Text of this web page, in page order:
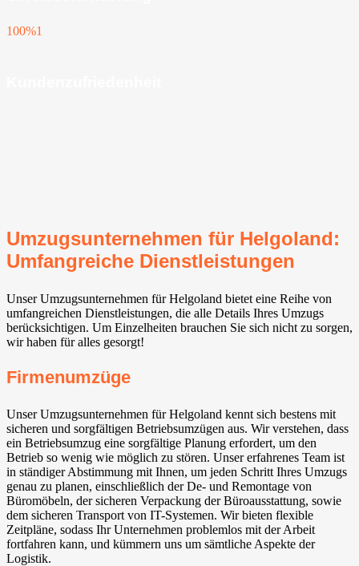
100%1
Umzugsunternehmen für Helgoland:
Umfangreiche Dienstleistungen
Unser Umzugsunternehmen für Helgoland bietet eine Reihe von
umfangreichen Dienstleistungen, die alle Details Ihres Umzugs
berücksichtigen. Um Einzelheiten brauchen Sie sich nicht zu sorgen,
wir haben für alles gesorgt!
Firmenumzüge
Unser Umzugsunternehmen für Helgoland kennt sich bestens mit
sicheren und sorgfältigen Betriebsumzügen aus. Wir verstehen, dass
ein Betriebsumzug eine sorgfältige Planung erfordert, um den
Betrieb so wenig wie möglich zu stören. Unser erfahrenes Team ist
in ständiger Abstimmung mit Ihnen, um jeden Schritt Ihres Umzugs
genau zu planen, einschließlich der De- und Remontage von
Büromöbeln, der sicheren Verpackung der Büroausstattung, sowie
dem sicheren Transport von IT-Systemen. Wir bieten flexible
Zeitpläne, sodass Ihr Unternehmen problemlos mit der Arbeit
fortfahren kann, und kümmern uns um sämtliche Aspekte der
Logistik.